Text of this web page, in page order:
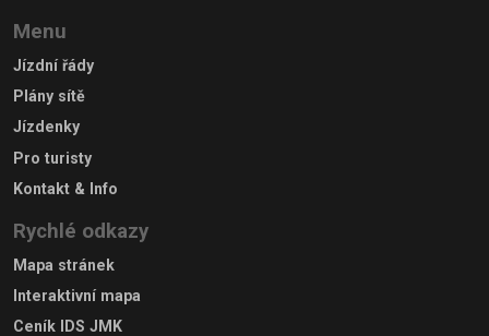
Menu
Jízdní řády
Plány sítě
Jízdenky
Pro turisty
Kontakt & Info
Rychlé odkazy
Mapa stránek
Interaktivní mapa
Ceník IDS JMK